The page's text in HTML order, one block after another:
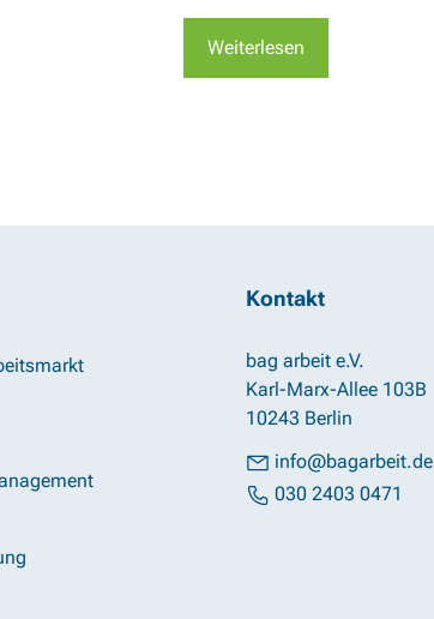
Weiterlesen
Kontakt
bag arbeit e.V.
Karl-Marx-Allee 103B
10243 Berlin
info@bagarbeit.de
030 2403 0471